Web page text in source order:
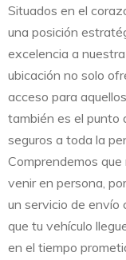
Situados en el
una posición
excelencia a
ubicación no solo
acceso para
también es el punto
seguros a toda la
Comprendemos
venir en persona,
un servicio de envío
que tu vehículo
en el tiempo